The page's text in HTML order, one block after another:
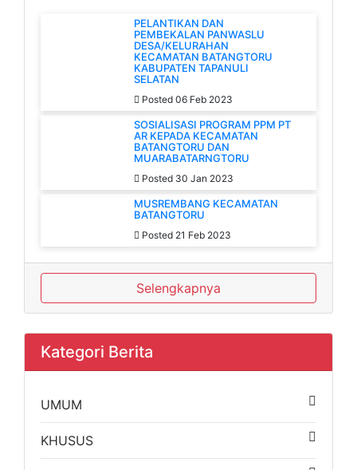
PELANTIKAN DAN
PEMBEKALAN PANWASLU
DESA/KELURAHAN
KECAMATAN BATANGTORU
KABUPATEN TAPANULI
SELATAN
Posted 06 Feb 2023
SOSIALISASI PROGRAM PPM PT
AR KEPADA KECAMATAN
BATANGTORU DAN
MUARABATARNGTORU
Posted 30 Jan 2023
MUSREMBANG KECAMATAN
BATANGTORU
Posted 21 Feb 2023
Selengkapnya
Kategori Berita
UMUM
KHUSUS